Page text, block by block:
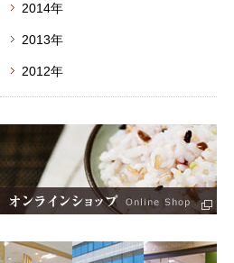
2014年
2013年
2012年